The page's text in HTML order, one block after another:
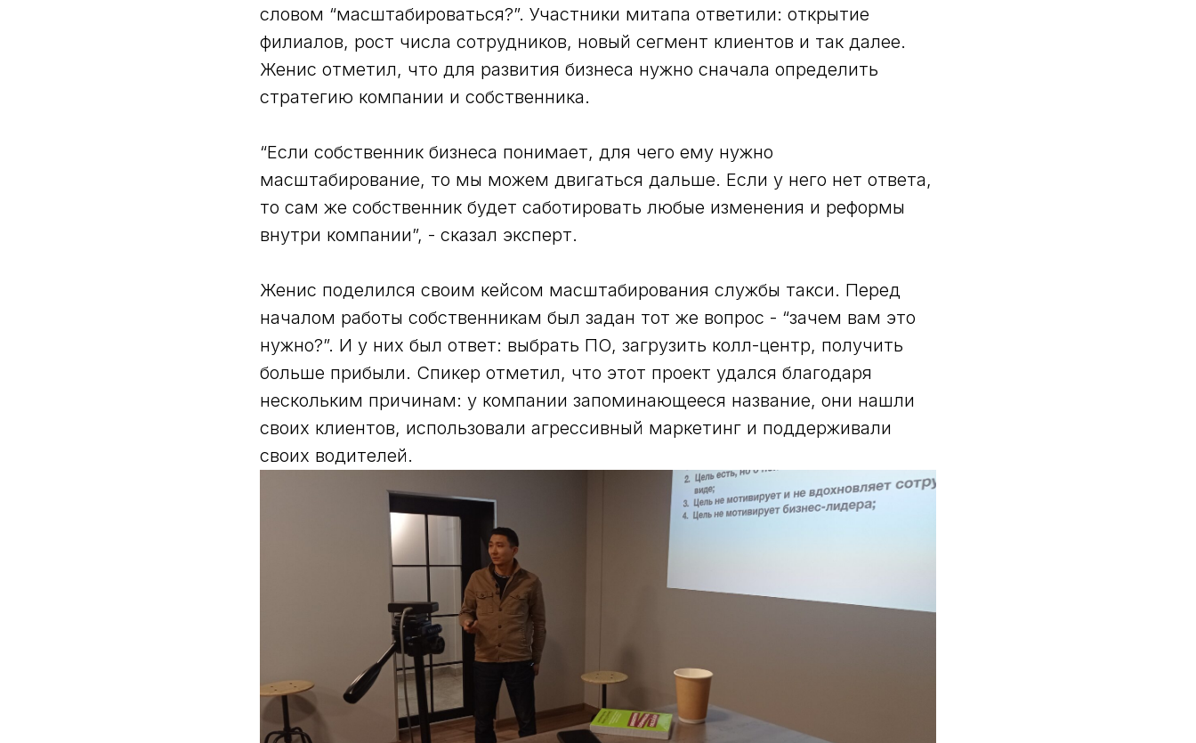
словом “масштабироваться?”. Участники митапа ответили: открытие
филиалов, рост числа сотрудников, новый сегмент клиентов и так далее.
Женис отметил, что для развития бизнеса нужно сначала определить
стратегию компании и собственника.
“Если собственник бизнеса понимает, для чего ему нужно
масштабирование, то мы можем двигаться дальше. Если у него нет ответа,
то сам же собственник будет саботировать любые изменения и реформы
внутри компании”, - сказал эксперт.
Женис поделился своим кейсом масштабирования службы такси. Перед
началом работы собственникам был задан тот же вопрос - “зачем вам это
нужно?”. И у них был ответ: выбрать ПО, загрузить колл-центр, получить
больше прибыли. Спикер отметил, что этот проект удался благодаря
нескольким причинам: у компании запоминающееся название, они нашли
своих клиентов, использовали агрессивный маркетинг и поддерживали
своих водителей.